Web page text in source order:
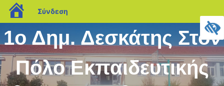
blogs.sch.gr
Σύνδεση
περιεχόμενο
1ο Δημ. Δεσκάτης Στον
Πόλο Εκπαιδευτικής